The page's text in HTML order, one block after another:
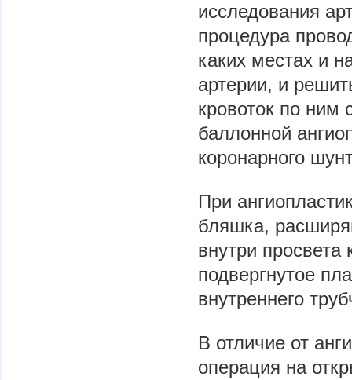
исследования
процедура
каких местах и
артерии, и
кровоток по
баллонной
коронарного
При
бляшка,
внутри просвета
подвергнутое
внутреннего
В отличие от
операция на